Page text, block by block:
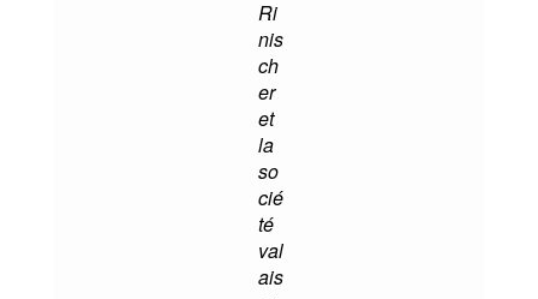
Ri
nis
ch
er
et
la
so
cié
té
val
ais